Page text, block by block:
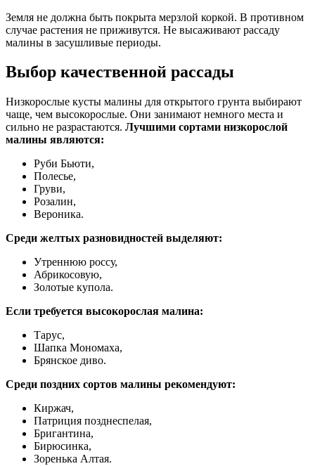
Земля не должна быть покрыта мерзлой коркой. В противном
случае растения не приживутся. Не высаживают рассаду
малины в засушливые периоды.
Выбор качественной рассады
Низкорослые кусты малины для открытого грунта выбирают
чаще, чем высокорослые. Они занимают немного места и
сильно не разрастаются. Лучшими сортами низкорослой
малины являются:
Руби Бьюти,
Полесье,
Груви,
Розалин,
Вероника.
Среди желтых разновидностей выделяют:
Утреннюю россу,
Абрикосовую,
Золотые купола.
Если требуется высокорослая малина:
Тарус,
Шапка Мономаха,
Брянское диво.
Среди поздних сортов малины рекомендуют:
Киржач,
Патриция позднеспелая,
Бригантина,
Бирюсинка,
Зоренька Алтая.